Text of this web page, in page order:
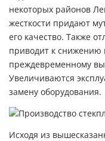
некоторых районов
жесткости придают
его качество. Также
приводит к снижению
преждевременному
Увеличиваются
замену оборудования.
Исходя из